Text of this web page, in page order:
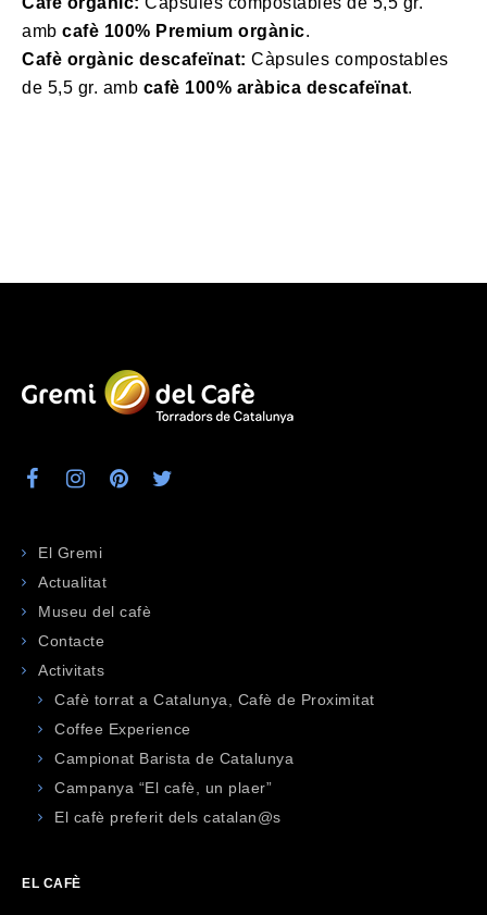
amb cafè 100% Premium orgànic.
Cafè orgànic descafeïnat: Càpsules compostables
de 5,5 gr. amb cafè 100% aràbica descafeïnat.
El Gremi
Actualitat
Museu del cafè
Contacte
Activitats
Cafè torrat a Catalunya, Cafè de Proximitat
Coffee Experience
Campionat Barista de Catalunya
Campanya “El cafè, un plaer”
El cafè preferit dels catalan@s
EL CAFÈ